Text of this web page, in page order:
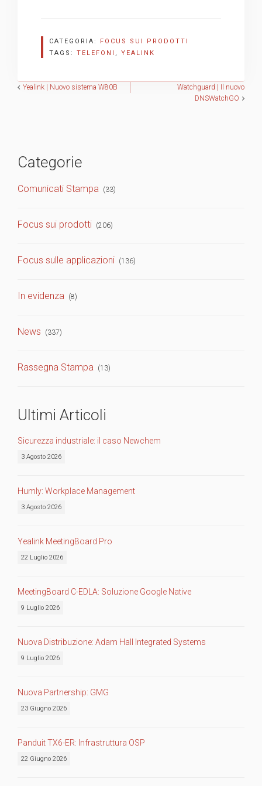
CATEGORIA: FOCUS SUI PRODOTTI
TAGS: TELEFONI , YEALINK
Navigazione
Yealink | Nuovo sistema W80B
Watchguard | Il nuovo
DNSWatchGO
Categorie
Comunicati Stampa (33)
Focus sui prodotti (206)
Focus sulle applicazioni (136)
In evidenza (8)
News (337)
Rassegna Stampa (13)
Ultimi Articoli
Sicurezza industriale: il caso Newchem
3 Agosto 2026
Humly: Workplace Management
3 Agosto 2026
Yealink MeetingBoard Pro
22 Luglio 2026
MeetingBoard C-EDLA: Soluzione Google Native
9 Luglio 2026
Nuova Distribuzione: Adam Hall Integrated Systems
9 Luglio 2026
Nuova Partnership: GMG
23 Giugno 2026
Panduit TX6-ER: Infrastruttura OSP
22 Giugno 2026